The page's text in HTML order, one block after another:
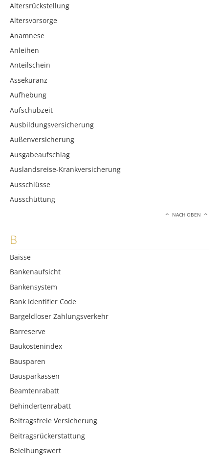
Altersrückstellung
Altersvorsorge
Anamnese
Anleihen
Anteilschein
Assekuranz
Aufhebung
Aufschubzeit
Ausbildungsversicherung
Außenversicherung
Ausgabeaufschlag
Auslandsreise-Krankversicherung
Ausschlüsse
Ausschüttung
NACH OBEN
B
Baisse
Bankenaufsicht
Bankensystem
Bank Identifier Code
Bargeldloser Zahlungsverkehr
Barreserve
Baukostenindex
Bausparen
Bausparkassen
Beamtenrabatt
Behindertenrabatt
Beitragsfreie Versicherung
Beitragsrückerstattung
Beleihungswert